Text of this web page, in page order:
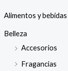
Alimentos y bebidas
Belleza
Accesorios
Fragancias